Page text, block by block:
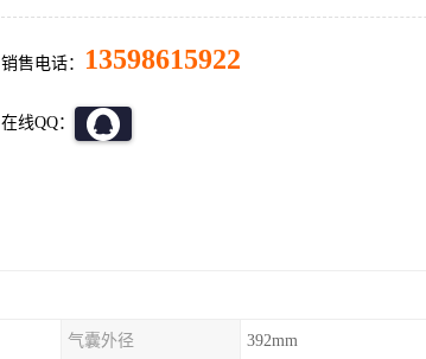
销售电话： 13598615922
在线QQ：
气囊外径 392mm